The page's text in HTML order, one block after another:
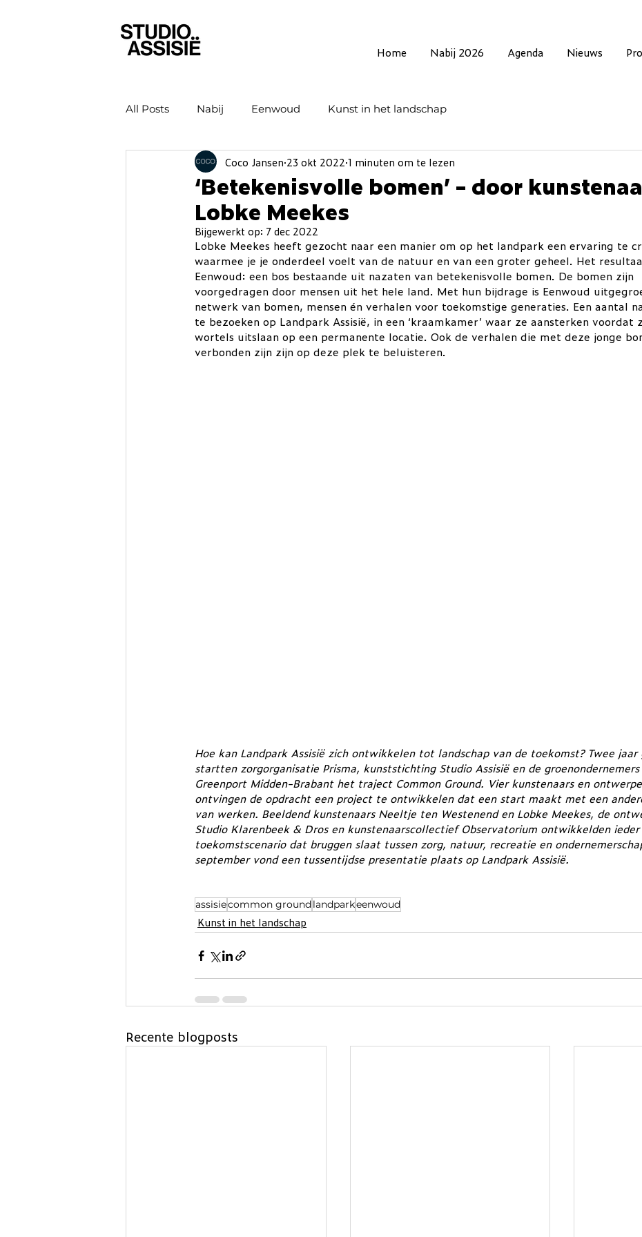
Home Nabij 2026 Agenda Nieuws
All Posts Nabij Eenwoud Kunst in het landschap
‘Betekenisvolle bomen’ – door
Lobke Meekes
Coco Jansen 23 okt 2022 1 minuten om te lezen
Bijgewerkt op: 7 dec 2022
Lobke Meekes heeft gezocht naar een manier om op het landpark een ervaring te
waarmee je je onderdeel voelt van de natuur en van een groter geheel. Het
Eenwoud: een bos bestaande uit nazaten van betekenisvolle bomen. De bomen zijn
voorgedragen door mensen uit het hele land. Met hun bijdrage is Eenwoud
netwerk van bomen, mensen én verhalen voor toekomstige generaties. Een aantal
te bezoeken op Landpark Assisië, in een ‘kraamkamer’ waar ze aansterken voordat
wortels uitslaan op een permanente locatie. Ook de verhalen die met deze jonge
verbonden zijn zijn op deze plek te beluisteren.
Hoe kan Landpark Assisië zich ontwikkelen tot landschap van de toekomst? Twee jaar
startten zorgorganisatie Prisma, kunststichting Studio Assisië en de
Greenport Midden-Brabant het traject Common Ground. Vier kunstenaars en
ontvingen de opdracht een project te ontwikkelen dat een start maakt met een
van werken. Beeldend kunstenaars Neeltje ten Westenend en Lobke Meekes, de
Studio Klarenbeek & Dros en kunstenaarscollectief Observatorium ontwikkelden
toekomstscenario dat bruggen slaat tussen zorg, natuur, recreatie en
september vond een tussentijdse presentatie plaats op Landpark Assisië.
assisiecommon groundlandparkeenwoud
Kunst in het landschap
Recente blogposts